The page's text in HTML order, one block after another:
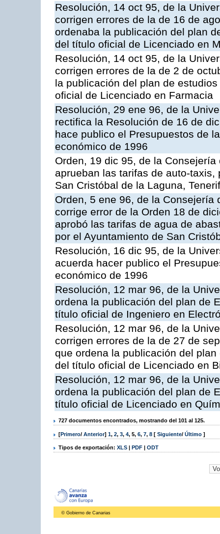
Resolución, 14 oct 95, de la
corrigen errores de la de 16 de
ordenaba la publicación del plan
del título oficial de Licenciado en
Resolución, 14 oct 95, de la
corrigen errores de la de 2 de
la publicación del plan de
oficial de Licenciado en Farmacia
Resolución, 29 ene 96, de la
rectifica la Resolución de 16 de
hace publico el Presupuestos de
económico de 1996
Orden, 19 dic 95, de la
aprueban las tarifas de auto-
San Cristóbal de la Laguna,
Orden, 5 ene 96, de la
corrige error de la Orden 18 de
aprobó las tarifas de agua de
por el Ayuntamiento de San
Resolución, 16 dic 95, de la
acuerda hacer publico el
económico de 1996
Resolución, 12 mar 96, de la
ordena la publicación del plan de
título oficial de Ingeniero en
Resolución, 12 mar 96, de la
corrigen errores de la de 27 de
que ordena la publicación del
del título oficial de Licenciado en
Resolución, 12 mar 96, de la
ordena la publicación del plan de
título oficial de Licenciado en
727 documentos encontrados, mostrando del 101 al 125.
[Primero/ Anterior] 1, 2, 3, 4, 5, 6, 7, 8 [ Siguiente/ Último ]
Tipos de exportación: XLS | PDF | ODT
© Gobierno de Canarias